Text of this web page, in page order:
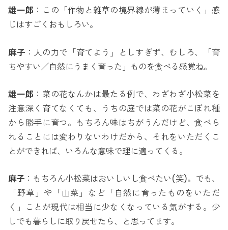
雄一郎 ：この「作物と雑草の境界線が薄まっていく」感
じはすごくおもしろい。
麻子 ：人の力で「育てよう」としすぎず、むしろ、「育
ちやすい／自然にうまく育った」ものを食べる感覚ね。
雄一郎 ：菜の花なんかは最たる例で、わざわざ小松菜を
注意深く育てなくても、うちの庭では菜の花がこぼれ種
から勝手に育つ。もちろん味はちがうんだけど、食べら
れることには変わりないわけだから、それをいただくこ
とができれば、いろんな意味で理に適ってくる。
麻子 ：もちろん小松菜はおいしいし食べたい(笑)。でも、
「野草」や「山菜」など「自然に育ったものをいただ
く」ことが現代は相当に少なくなっている気がする。少
しでも暮らしに取り戻せたら、と思ってます。